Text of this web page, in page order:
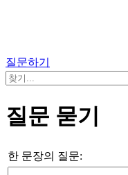
질문하기
질문 묻기
한 문장의 질문: